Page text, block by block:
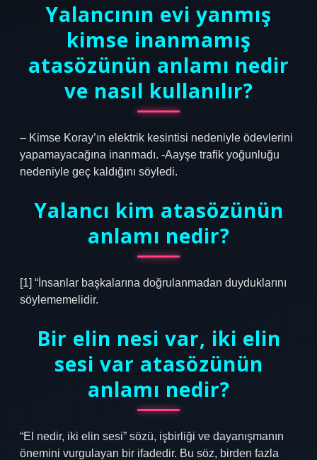
Yalancının evi yanmış
kimse inanmamış
atasözünün anlamı nedir
ve nasıl kullanılır?
– Kimse Koray’ın elektrik kesintisi nedeniyle ödevlerini
yapamayacağına inanmadı. -Aayşe trafik yoğunluğu
nedeniyle geç kaldığını söyledi.
Yalancı kim atasözünün
anlamı nedir?
[1] “İnsanlar başkalarına doğrulanmadan duyduklarını
söylememelidir.
Bir elin nesi var, iki elin
sesi var atasözünün
anlamı nedir?
“El nedir, iki elin sesi” sözü, işbirliği ve dayanışmanın
önemini vurgulayan bir ifadedir. Bu söz, birden fazla